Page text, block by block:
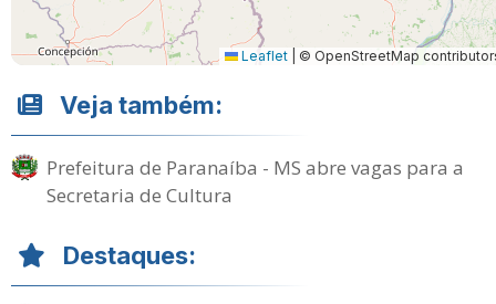
Leaflet © OpenStreetMap
Veja também:
Prefeitura de Paranaíba - MS abre vagas para a
Secretaria de Cultura
Destaques: